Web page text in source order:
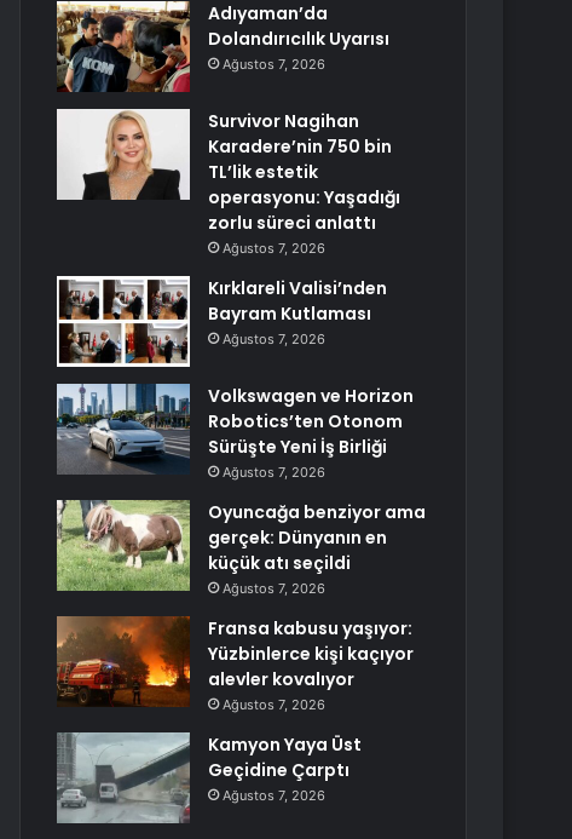
Adıyaman’da
Dolandırıcılık Uyarısı
Ağustos 7, 2026
Survivor Nagihan
Karadere’nin 750 bin
TL’lik estetik
operasyonu: Yaşadığı
zorlu süreci anlattı
Ağustos 7, 2026
Kırklareli Valisi’nden
Bayram Kutlaması
Ağustos 7, 2026
Volkswagen ve Horizon
Robotics’ten Otonom
Sürüşte Yeni İş Birliği
Ağustos 7, 2026
Oyuncağa benziyor ama
gerçek: Dünyanın en
küçük atı seçildi
Ağustos 7, 2026
Fransa kabusu yaşıyor:
Yüzbinlerce kişi kaçıyor
alevler kovalıyor
Ağustos 7, 2026
Kamyon Yaya Üst
Geçidine Çarptı
Ağustos 7, 2026